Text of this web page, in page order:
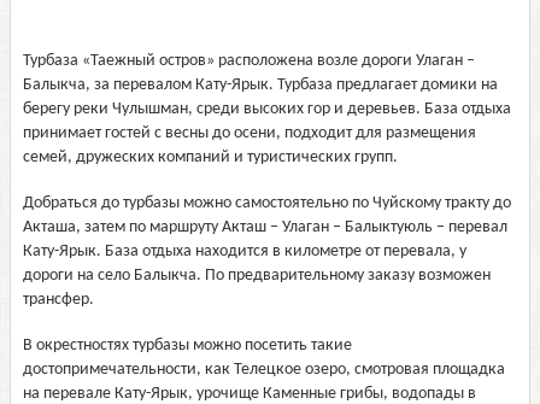
Турбаза «Таежный остров» расположена возле дороги Улаган –
Балыкча, за перевалом Кату-Ярык. Турбаза предлагает домики на
берегу реки Чулышман, среди высоких гор и деревьев. База отдыха
принимает гостей с весны до осени, подходит для размещения
семей, дружеских компаний и туристических групп.
Добраться до турбазы можно самостоятельно по Чуйскому тракту до
Акташа, затем по маршруту Акташ – Улаган – Балыктуюль – перевал
Кату-Ярык. База отдыха находится в километре от перевала, у
дороги на село Балыкча. По предварительному заказу возможен
трансфер.
В окрестностях турбазы можно посетить такие
достопримечательности, как Телецкое озеро, смотровая площадка
на перевале Кату-Ярык, урочище Каменные грибы, водопады в